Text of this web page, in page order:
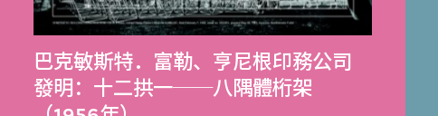
巴克敏斯特．富勒、 亨尼根印務公司
發明：十二拱一──八隅體桁架